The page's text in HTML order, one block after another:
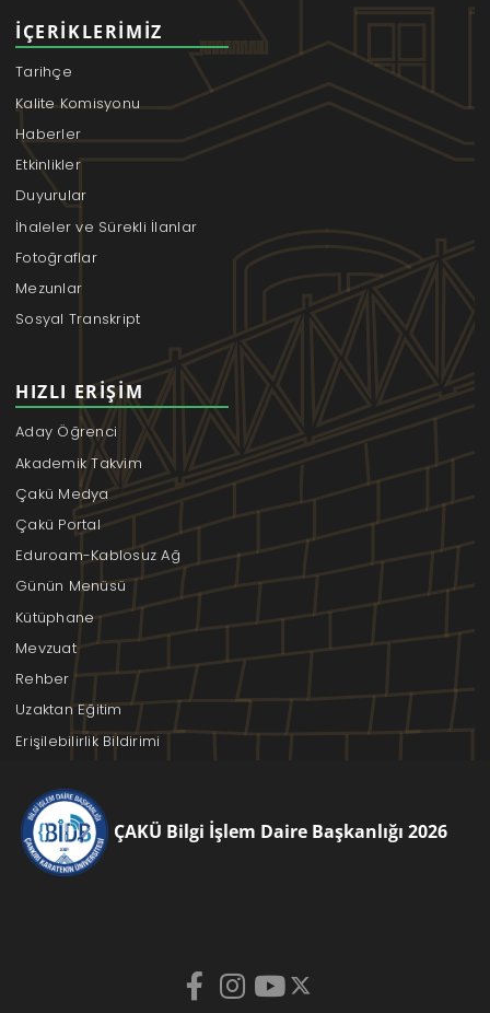
İÇERIKLERIMIZ
Tarihçe
Kalite Komisyonu
Haberler
Etkinlikler
Duyurular
İhaleler ve Sürekli İlanlar
Fotoğraflar
Mezunlar
Sosyal Transkript
HIZLI ERIŞIM
Aday Öğrenci
Akademik Takvim
Çakü Medya
Çakü Portal
Eduroam-Kablosuz Ağ
Günün Menüsü
Kütüphane
Mevzuat
Rehber
Uzaktan Eğitim
Erişilebilirlik Bildirimi
ÇAKÜ Bilgi İşlem Daire Başkanlığı 2026